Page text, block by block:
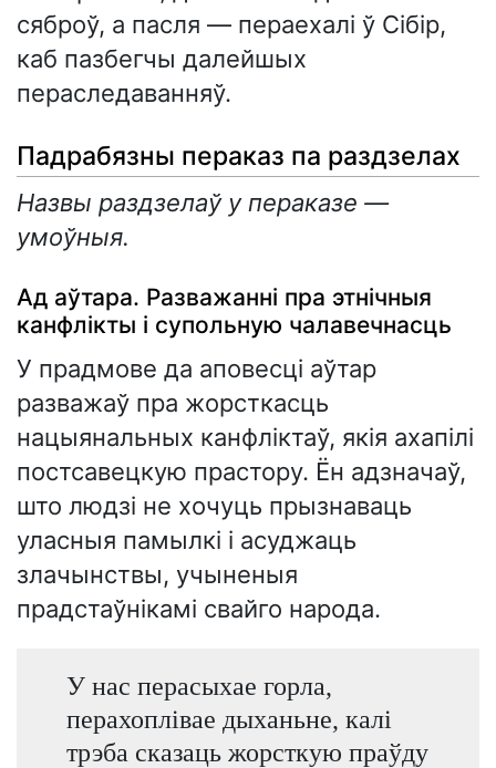
сяброў, а пасля — пераехалі ў Сібір,
каб пазбегчы далейшых
пераследаванняў.
Падрабязны пераказ па раздзелах
Назвы раздзелаў у пераказе —
умоўныя.
Ад аўтара. Разважанні пра этнічныя
канфлікты і супольную чалавечнасць
У прадмове да аповесці аўтар
разважаў пра жорсткасць
нацыянальных канфліктаў, якія ахапілі
постсавецкую прастору. Ён адзначаў,
што людзі не хочуць прызнаваць
уласныя памылкі і асуджаць
злачынствы, учыненыя
прадстаўнікамі свайго народа.
У нас перасыхае горла,
перахоплівае дыханьне, калі
трэба сказаць жорсткую праўду